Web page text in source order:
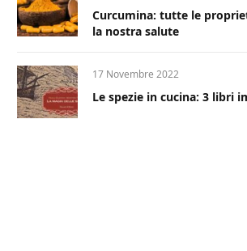
Curcumina: tutte le
la nostra salute
17 Novembre 2022
Le spezie in cucina: 3 libri